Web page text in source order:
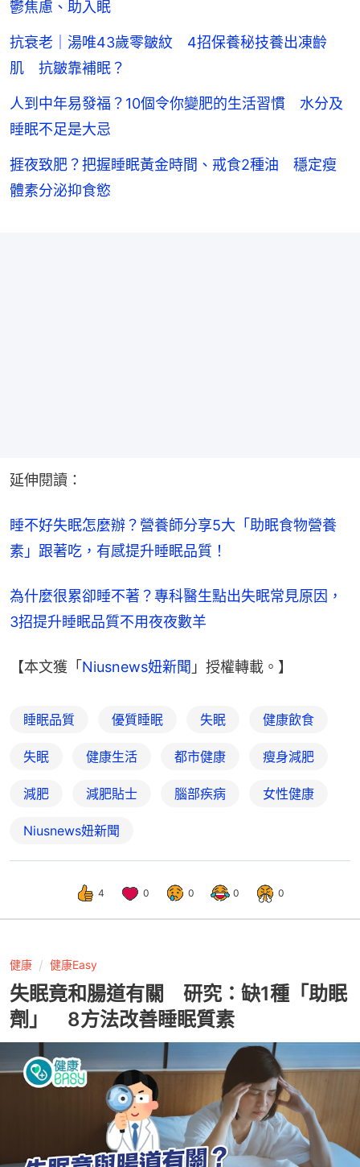
鬱焦慮、助入眠
抗衰老｜湯唯43歲零皺紋 4招保養秘技養出凍齡
肌 抗皺靠補眠？
人到中年易發福？10個令你變肥的生活習慣 水分及
睡眠不足是大忌
捱夜致肥？把握睡眠黃金時間、戒食2種油 穩定瘦
體素分泌抑食慾
延伸閱讀：
睡不好失眠怎麼辦？營養師分享5大「助眠食物營養
素」跟著吃，有感提升睡眠品質！
為什麼很累卻睡不著？專科醫生點出失眠常見原因，
3招提升睡眠品質不用夜夜數羊
【本文獲「Niusnews妞新聞 」授權轉載。】
睡眠品質 優質睡眠 失眠 健康飲食
失眠 健康生活 都市健康 瘦身減肥
減肥 減肥貼士 腦部疾病 女性健康
Niusnews妞新聞
4 0 0 0 0
健康 健康Easy
失眠竟和腸道有關 研究：缺1種「助眠
劑」 8方法改善睡眠質素